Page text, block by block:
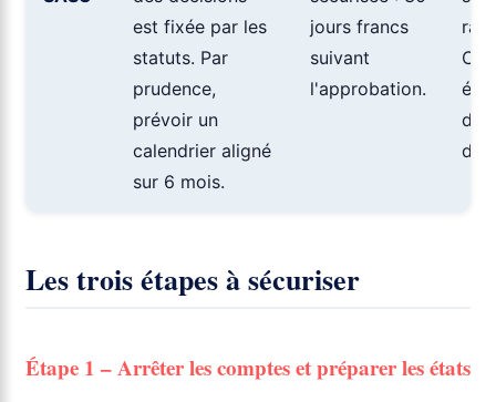
est fixée par les
statuts. Par
prudence,
prévoir un
calendrier aligné
sur 6 mois.
jours francs
suivant
l'approbation.
Les trois étapes à sécuriser
Étape 1 – Arrêter les comptes et préparer les états